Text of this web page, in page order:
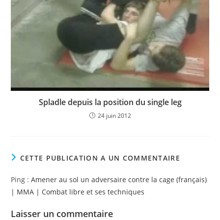
Spladle depuis la position du single leg
24 juin 2012
CETTE PUBLICATION A UN COMMENTAIRE
Ping :Amener au sol un adversaire contre la cage (français)
| MMA | Combat libre et ses techniques
Laisser un commentaire